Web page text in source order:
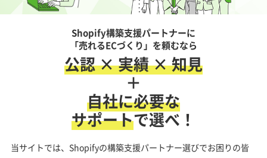
Shopify構築支援パートナーに
「売れるECづくり」を頼むなら
公認 × 実績 × 知見
＋
自社に必要な
サポートで選べ！
当サイトでは、Shopifyの構築支援パートナー選びでお困りの皆